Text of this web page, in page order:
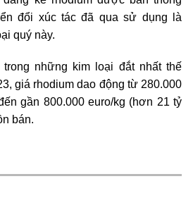
đổi xúc tác đã qua sử dụng là
quý này.
trong những kim loại đắt nhất thế
giá rhodium dao động từ 280.000
gần 800.000 euro/kg (hơn 21 tỷ
bán.